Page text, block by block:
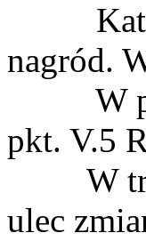
nagród.
W
pkt. V.5
W
ulec